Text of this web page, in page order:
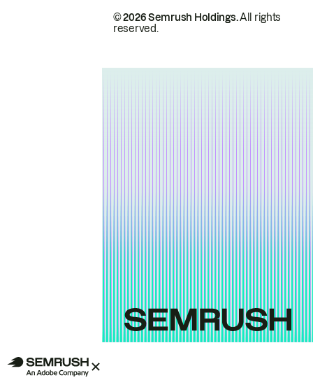
© 2026 Semrush Holdings.All rights
reserved.